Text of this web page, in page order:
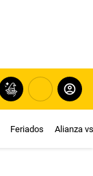
Feriados Alianza